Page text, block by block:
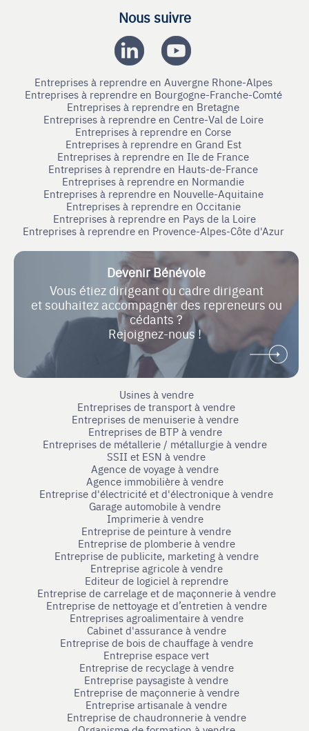
Nous suivre
Entreprises à reprendre en Auvergne Rhone-Alpes
Entreprises à reprendre en Bourgogne-Franche-Comté
Entreprises à reprendre en Bretagne
Entreprises à reprendre en Centre-Val de Loire
Entreprises à reprendre en Corse
Entreprises à reprendre en Grand Est
Entreprises à reprendre en Ile de France
Entreprises à reprendre en Hauts-de-France
Entreprises à reprendre en Normandie
Entreprises à reprendre en Nouvelle-Aquitaine
Entreprises à reprendre en Occitanie
Entreprises à reprendre en Pays de la Loire
Entreprises à reprendre en Provence-Alpes-Côte d'Azur
Devenir Bénévole
Vous étiez dirigeant ou cadre dirigeant
et souhaitez accompagner des repreneurs ou
cédants ?
Rejoignez-nous !
Usines à vendre
Entreprises de transport à vendre
Entreprises de menuiserie à vendre
Entreprises de BTP à vendre
Entreprises de métallerie / métallurgie à vendre
SSII et ESN à vendre
Agence de voyage à vendre
Agence immobilière à vendre
Entreprise d'électricité et d'électronique à vendre
Garage automobile à vendre
Imprimerie à vendre
Entreprise de peinture à vendre
Entreprise de plomberie à vendre
Entreprise de publicite, marketing à vendre
Entreprise agricole à vendre
Editeur de logiciel à reprendre
Entreprise de carrelage et de maçonnerie à vendre
Entreprise de nettoyage et d’entretien à vendre
Entreprises agroalimentaire à vendre
Cabinet d'assurance à vendre
Entreprise de bois de chauffage à vendre
Entreprise espace vert
Entreprise de recyclage à vendre
Entreprise paysagiste à vendre
Entreprise de maçonnerie à vendre
Entreprise artisanale à vendre
Entreprise de chaudronnerie à vendre